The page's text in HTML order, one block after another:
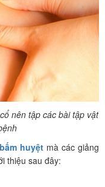
nên tập các bài tập vật
huyệt mà các giảng
thiệu sau đây: